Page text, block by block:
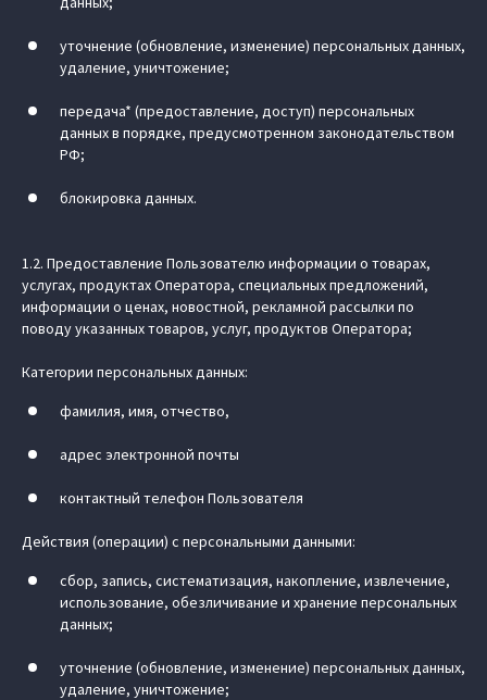
уточнение (обновление, изменение) персональных данных,
удаление, уничтожение;
передача* (предоставление, доступ) персональных
данных в порядке, предусмотренном законодательством
РФ;
блокировка данных.
1.2. Предоставление Пользователю информации о товарах,
услугах, продуктах Оператора, специальных предложений,
информации о ценах, новостной, рекламной рассылки по
поводу указанных товаров, услуг, продуктов Оператора;
Категории персональных данных:
фамилия, имя, отчество,
адрес электронной почты
контактный телефон Пользователя
Действия (операции) с персональными данными:
сбор, запись, систематизация, накопление, извлечение,
использование, обезличивание и хранение персональных
данных;
уточнение (обновление, изменение) персональных данных,
удаление, уничтожение;